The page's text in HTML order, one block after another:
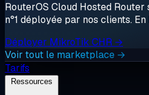
RouterOS Cloud Hosted Router
n°1 déployée par nos clients.
Déployer MikroTik CHR →
Voir tout le marketplace →
Tarifs